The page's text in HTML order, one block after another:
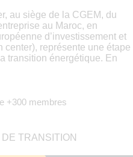
au siège de la CGEM, du
au Maroc, en
d’investissement et
représente une étape
transition énergétique. En
+300 membres
TRANSITION